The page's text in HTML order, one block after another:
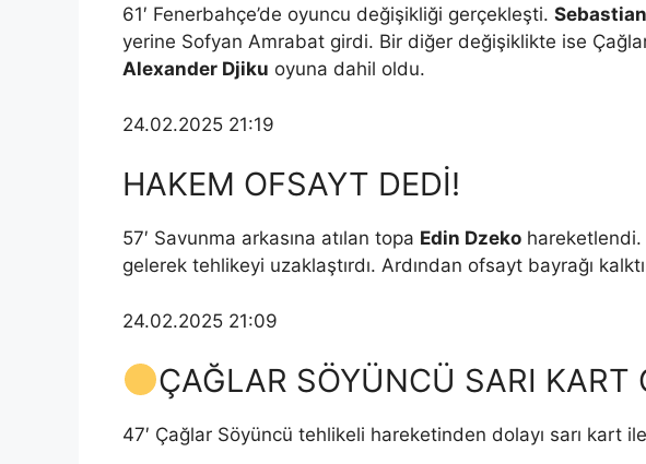
61′ Fenerbahçe’de oyuncu değişikliği gerçekleşti.
yerine Sofyan Amrabat girdi. Bir diğer değişiklikte ise
Alexander Djiku oyuna dahil oldu.
24.02.2025 21:19
HAKEM OFSAYT DEDİ!
57′ Savunma arkasına atılan topa Edin Dzeko hareketlendi.
gelerek tehlikeyi uzaklaştırdı. Ardından ofsayt bayrağı
24.02.2025 21:09
ÇAĞLAR SÖYÜNCÜ SARI KART
47′ Çağlar Söyüncü tehlikeli hareketinden dolayı sarı kart ile